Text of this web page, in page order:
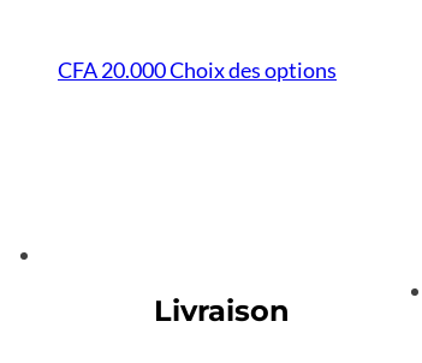
CFA20.000Choix des options
peuvent
Livraison